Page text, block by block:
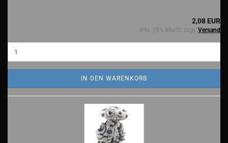
2,08 EUR
inkl. 19% MwSt. zzgl. Versand
IN DEN WARENKORB